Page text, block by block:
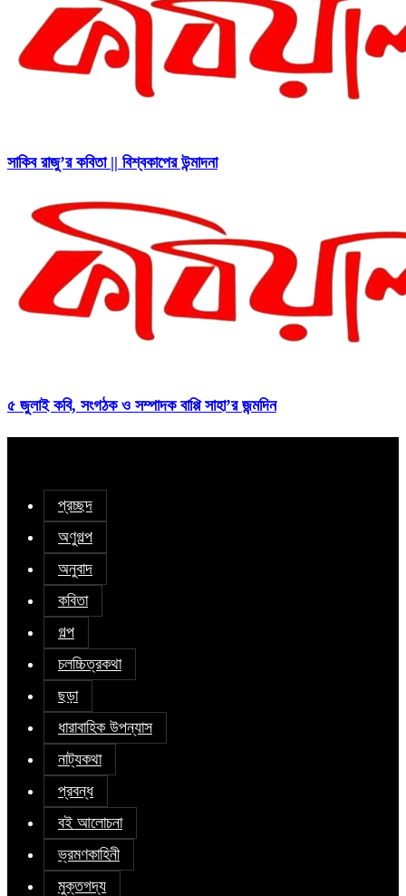
সাকিব রাজু’র কবিতা || বিশ্বকাপের উন্মাদনা
৫ জুলাই কবি, সংগঠক ও সম্পাদক বাপ্পি সাহা’র জন্মদিন
প্রচ্ছদ
অণুগল্প
অনুবাদ
কবিতা
গল্প
চলচ্চিত্রকথা
ছড়া
ধারাবাহিক উপন্যাস
নাট্যকথা
প্রবন্ধ
বই আলোচনা
ভ্রমণকাহিনী
মুক্তগদ্য